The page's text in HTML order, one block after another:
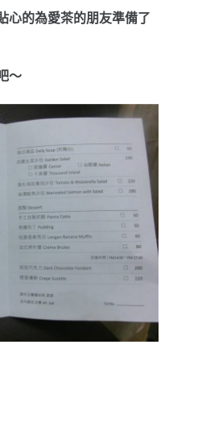
心的為愛茶的朋友準備了
～